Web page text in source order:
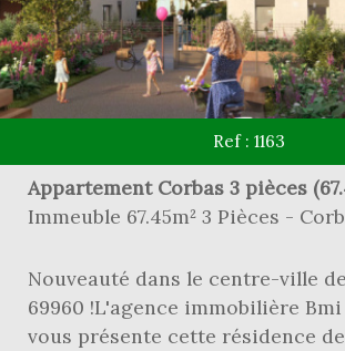
Ref : 1163
Appartement Corbas 3 pièces
Immeuble 67.45m² 3 Pièces -
Nouveauté dans le centre-ville
69960 !L'agence immobilière
vous présente cette résidence